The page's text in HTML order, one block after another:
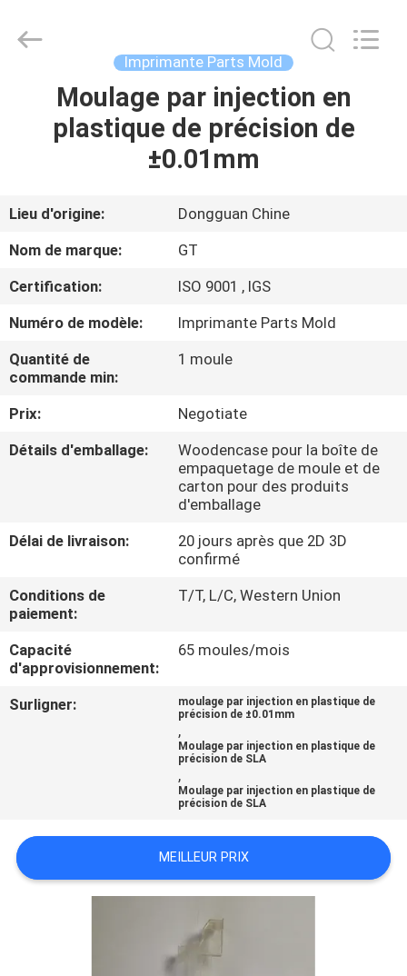
MAISON
AU
SUJET
DE
VISITE
CONTRÔLE
NOUS
NOUVELLES
DEMANDEZ
PLAN
DU
PRECISE
MOULD
Imprimante Parts Mold
Moulage par injection en
plastique de précision de
±0.01mm
Lieu d'origine:
Dongguan Chine
Nom de marque:
GT
Certification:
ISO 9001 , IGS
Numéro de modèle:
Imprimante Parts Mold
Quantité de
commande min:
1 moule
Prix:
Negotiate
Détails d'emballage:
Woodencase pour la boîte de
empaquetage de moule et de
carton pour des produits
d'emballage
Délai de livraison:
20 jours après que 2D 3D
confirmé
Conditions de
paiement:
T/T, L/C, Western Union
Capacité
d'approvisionnement:
65 moules/mois
Surligner:
moulage par injection en plastique de
précision de ±0.01mm
,
Moulage par injection en plastique de
précision de SLA
,
Moulage par injection en plastique de
précision de SLA
MEILLEUR PRIX